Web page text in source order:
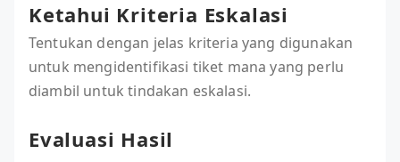
Ketahui Kriteria Eskalasi
Tentukan dengan jelas kriteria yang digunakan
untuk mengidentifikasi tiket mana yang perlu
diambil untuk tindakan eskalasi.
Evaluasi Hasil